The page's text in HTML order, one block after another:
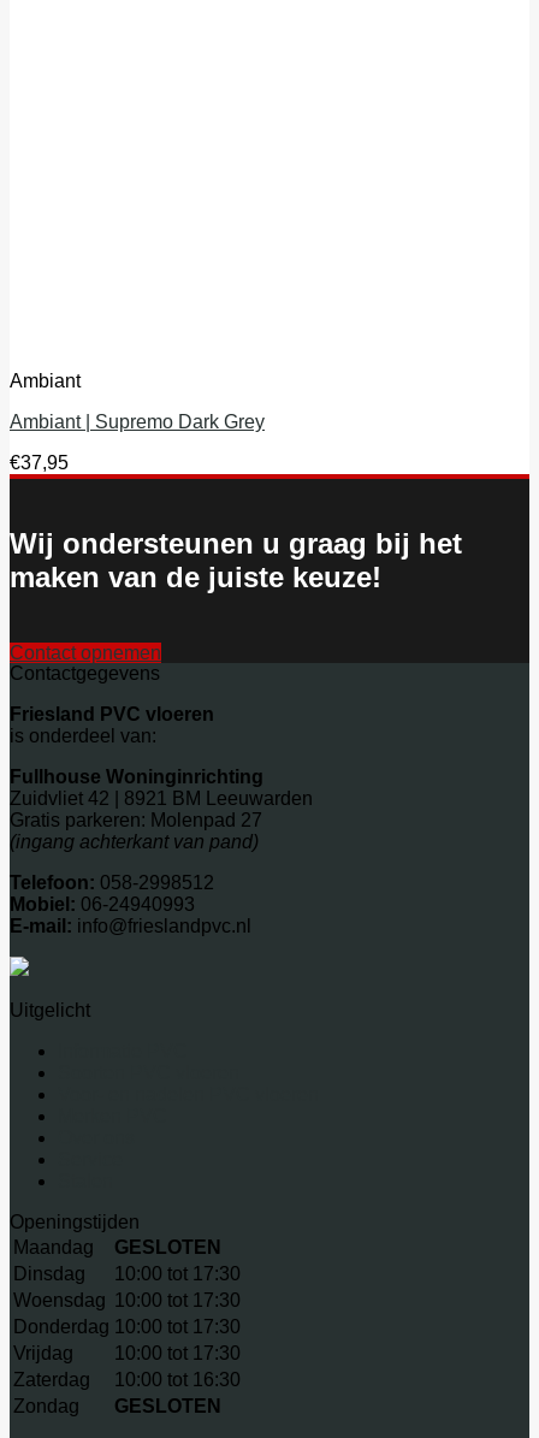
Ambiant
Ambiant | Supremo Dark Grey
€37,95
Wij ondersteunen u graag bij het
maken van de juiste keuze!
Contact opnemen
Contactgegevens
Friesland PVC vloeren
is onderdeel van:
Fullhouse Woninginrichting
Zuidvliet 42 | 8921 BM Leeuwarden
Gratis parkeren: Molenpad 27
(ingang achterkant van pand)
Telefoon: 058-2998512
Mobiel: 06-24940993
E-mail: info@frieslandpvc.nl
Uitgelicht
Openingstijden
Maandag
GESLOTEN
Dinsdag
10:00 tot 17:30
Woensdag 10:00 tot 17:30
Donderdag 10:00 tot 17:30
Vrijdag
10:00 tot 17:30
Zaterdag
10:00 tot 16:30
Zondag
GESLOTEN